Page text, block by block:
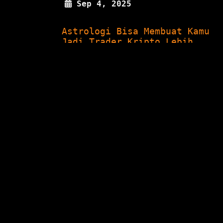
Sep 4, 2025
Astrologi Bisa Membuat Kamu
Jadi Trader Kripto Lebih